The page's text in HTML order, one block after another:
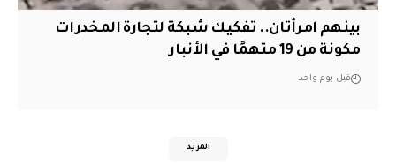
بينهم امرأتان.. تفكيك شبكة لتجارة المخدرات
مكونة من 19 متهمًا في الأنبار
قبل يوم واحد
المزيد